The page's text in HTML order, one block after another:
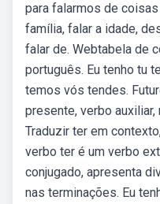
para falarmos de
família, falar a idade,
falar de. Webtabela de
português. Eu tenho tu
temos vós tendes.
presente, verbo
Traduzir ter em
verbo ter é um verbo
conjugado, apresenta
nas terminações. Eu